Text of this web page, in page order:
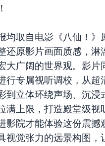
均取自电影《八仙！》
还原影片画面质感，淋
大广阔的世界观。影片
行专属视听调校，从超
到立体环绕声场、沉浸
满上限，打造殿堂级视
影院才能体验这份震撼
视觉张力的远景构图，